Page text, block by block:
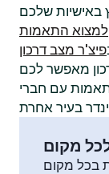
למצוא התאמות
פיצ'ר מצב דרכון
מאפשר לכם
עם חברי
מקום
בכל מקום